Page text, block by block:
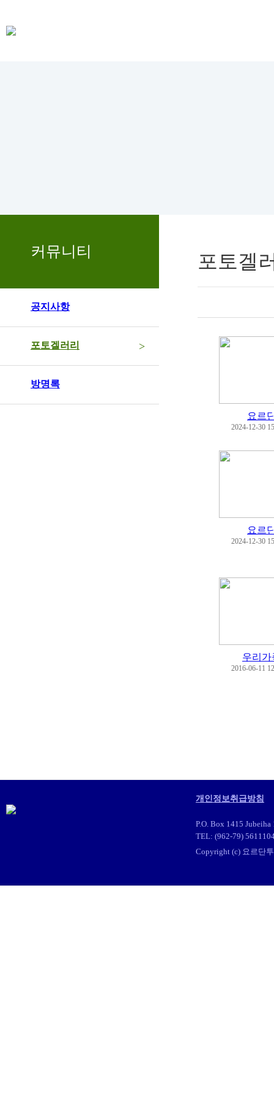
커뮤니티
공지사항
포토겔러리 >
방명록
포토겔
요르
2024-12-30
요르
2024-12-30
우리가
2016-06-11
개인정보취급방침
P.O. Box 1415 Jubeiha
TEL: (962-79)
Copyright (c) 요르단